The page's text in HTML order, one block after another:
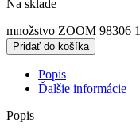
Na sklade
množstvo ZOOM 98306
Pridať do košíka
Popis
Ďalšie informácie
Popis